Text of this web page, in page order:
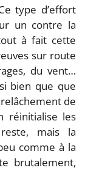
type d’effort
un contre la
à fait cette
sur route
du vent…
bien que que
de
réinitialise les
mais la
comme à la
brutalement,